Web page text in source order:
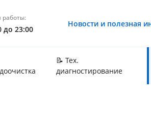
работы:
до 23:00
Новости и полезная
📝 Тех.
диагностирование